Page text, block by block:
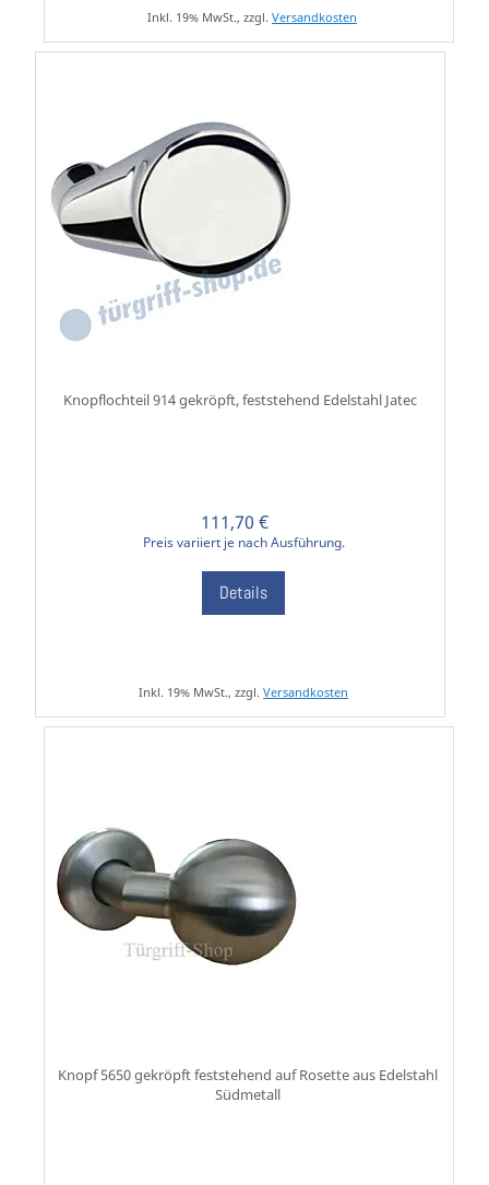
Inkl. 19% MwSt., zzgl. Versandkosten
Knopflochteil 914 gekröpft, feststehend Edelstahl Jatec
111,70 €
Preis variiert je nach Ausführung.
Details
Inkl. 19% MwSt., zzgl.Versandkosten
Knopf 5650 gekröpft feststehend auf Rosette aus Edelstahl
Südmetall